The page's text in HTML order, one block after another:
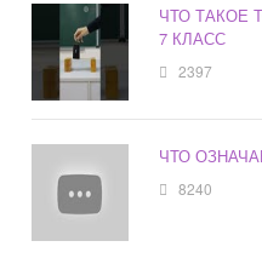
ЧТО ТАКОЕ
7 КЛАСС
2397
ЧТО
8240